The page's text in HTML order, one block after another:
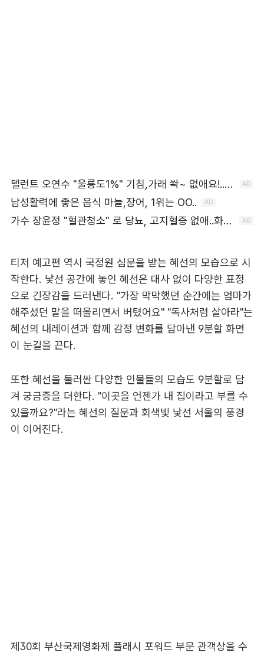
티저 예고편 역시 국정원 심문을 받는 혜선의 모습으로 시
작한다. 낯선 공간에 놓인 혜선은 대사 없이 다양한 표정
으로 긴장감을 드러낸다. "가장 막막했던 순간에는 엄마가
해주셨던 말을 떠올리면서 버텼어요" "독사처럼 살아라"는
혜선의 내레이션과 함께 감정 변화를 담아낸 9분할 화면
이 눈길을 끈다.
또한 혜선을 둘러싼 다양한 인물들의 모습도 9분할로 담
겨 궁금증을 더한다. "이곳을 언젠가 내 집이라고 부를 수
있을까요?"라는 혜선의 질문과 회색빛 낯선 서울의 풍경
이 이어진다.
제30회 부산국제영화제 플래시 포워드 부문 관객상을 수